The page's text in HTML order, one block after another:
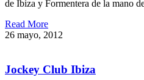
de Ibiza y Formentera de la mano
Read More
26 mayo, 2012
Jockey Club Ibiza